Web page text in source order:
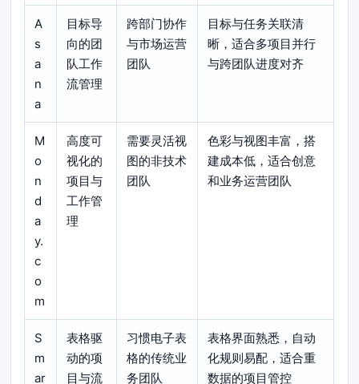
A
s
a
n
a
目标导
向的团
队工作
流管理
跨部门协作
与市场运营
团队
目标与任务关联清
晰，适合多项目并行
与跨团队进度对齐
M
o
n
d
a
y.
c
o
m
高度可
视化的
项目与
工作管
理
需要灵活视
图的非技术
团队
色彩与视图丰富，搭
建成本低，适合创意
和业务运营团队
S
m
ar
表格驱
动的项
目与流
习惯电子表
格的传统业
务团队
表格界面熟悉，自动
化规则易配，适合重
数据的项目管控